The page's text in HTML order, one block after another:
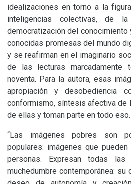
idealizaciones en torno a la
inteligencias colectivas, de
democratización del
conocidas promesas del mundo
y se reafirman en el imaginario
de las lecturas marcadamente
noventa. Para la autora, esas
apropiación y desobediencia
conformismo, síntesis afectiva de
de ellas y toman parte en todo eso.
“Las imágenes pobres son
populares: imágenes que
personas. Expresan todas
muchedumbre contemporánea: su